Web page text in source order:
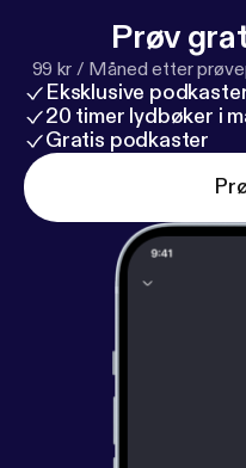
Prøv
99 kr / Måned etter
Eksklusive
20 timer lydbøker i
Gratis podkaster